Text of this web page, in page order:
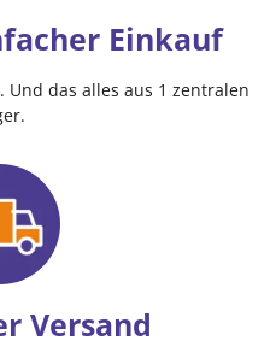
Einkauf
das alles aus 1 zentralen
Versand